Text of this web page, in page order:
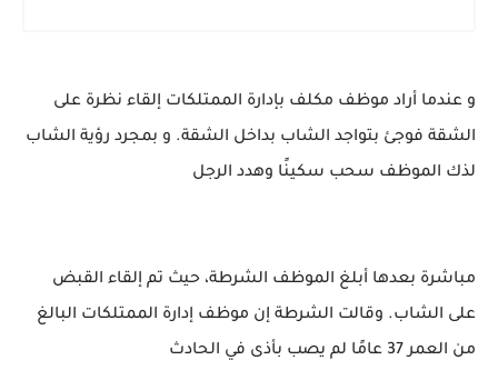
و عندما أراد موظف مكلف بإدارة الممتلكات إلقاء نظرة على
الشقة فوجئ بتواجد الشاب بداخل الشقة. و بمجرد رؤية الشاب
لذك الموظف سحب سكينًا وهدد الرجل
مباشرة بعدها أبلغ الموظف الشرطة، حيث تم إلقاء القبض
على الشاب. وقالت الشرطة إن موظف إدارة الممتلكات البالغ
من العمر 37 عامًا لم يصب بأذى في الحادث